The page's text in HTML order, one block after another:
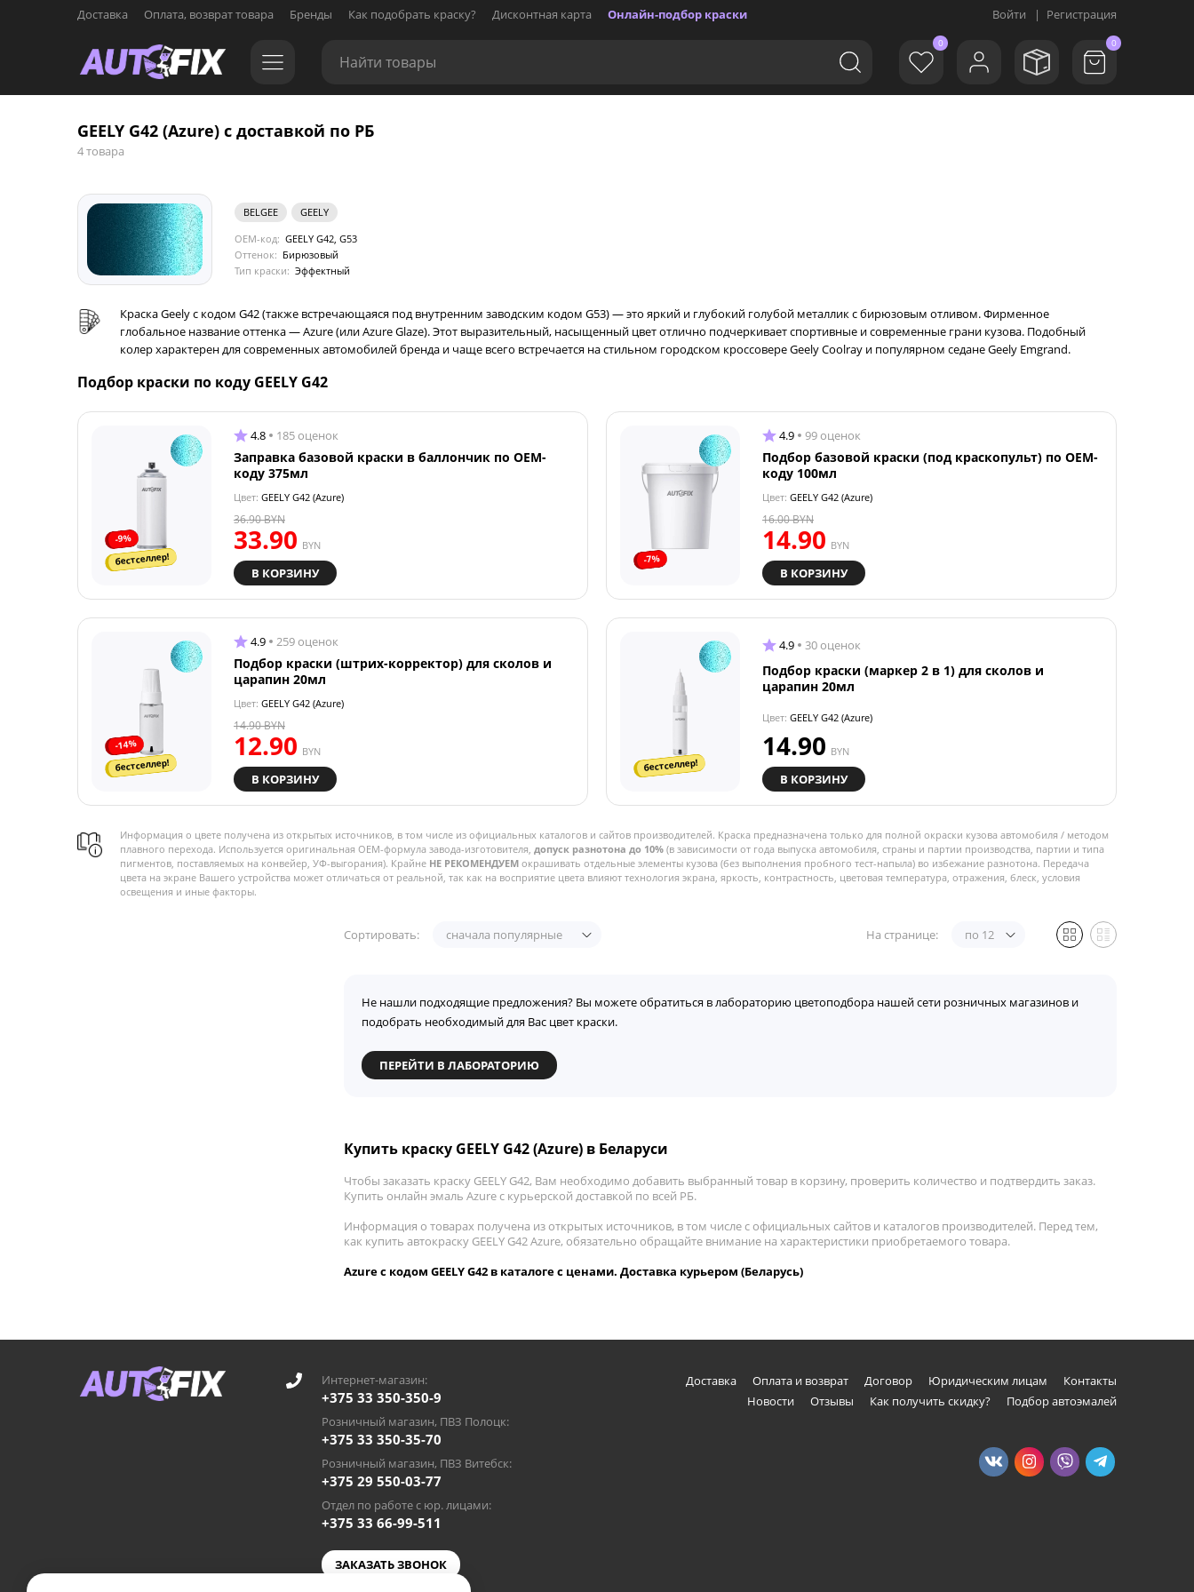
Доставка Оплата, возврат товара Бренды Как подобрать краску? Дисконтная карта Онлайн-подбор краски Войти | Регистрация
0 0
GEELY G42 (Azure) с доставкой по РБ
4 товара
BELGEE
GEELY
OEM-код: GEELY G42, G53
Оттенок: Бирюзовый
Тип краски: Эффектный
Краска Geely с кодом G42 (также встречающаяся под внутренним заводским кодом G53) — это яркий и глубокий голубой металлик с бирюзовым отливом. Фирменное
глобальное название оттенка — Azure (или Azure Glaze). Этот выразительный, насыщенный цвет отлично подчеркивает спортивные и современные грани кузова. Подобный
колер характерен для современных автомобилей бренда и чаще всего встречается на стильном городском кроссовере Geely Coolray и популярном седане Geely Emgrand.
Подбор краски по коду GEELY G42
-9%
бестселлер!
4.8 185 оценок
Заправка базовой краски в баллончик по OEM-
коду 375мл
Цвет: GEELY G42 (Azure)
33.90 BYN
36.90BYN
В КОРЗИНУ
-7%
4.9 99 оценок
Подбор базовой краски (под краскопульт) по OEM-
коду 100мл
Цвет: GEELY G42 (Azure)
14.90 BYN
16.00BYN
В КОРЗИНУ
-14%
бестселлер!
4.9 259 оценок
Подбор краски (штрих-корректор) для сколов и
царапин 20мл
Цвет: GEELY G42 (Azure)
12.90 BYN
14.90BYN
В КОРЗИНУ
бестселлер!
4.9 30 оценок
Подбор краски (маркер 2 в 1) для сколов и
царапин 20мл
Цвет: GEELY G42 (Azure)
14.90 BYN
В КОРЗИНУ
Информация о цвете получена из открытых источников, в том числе из официальных каталогов и сайтов производителей. Краска предназначена только для полной окраски кузова автомобиля / методом
плавного перехода. Используется оригинальная OEM-формула завода-изготовителя, допуск разнотона до 10% (в зависимости от года выпуска автомобиля, страны и партии производства, партии и типа
пигментов, поставляемых на конвейер, УФ-выгорания). Крайне НЕ РЕКОМЕНДУЕМ окрашивать отдельные элементы кузова (без выполнения пробного тест-напыла) во избежание разнотона. Передача
цвета на экране Вашего устройства может отличаться от реальной, так как на восприятие цвета влияют технология экрана, яркость, контрастность, цветовая температура, отражения, блеск, условия
освещения и иные факторы.
Сортировать: сначала популярные На странице: по 12
Не нашли подходящие предложения? Вы можете обратиться в лабораторию цветоподбора нашей сети розничных магазинов и
подобрать необходимый для Вас цвет краски.
ПЕРЕЙТИ В ЛАБОРАТОРИЮ
Купить краску GEELY G42 (Azure) в Беларуси
Чтобы заказать краску GEELY G42, Вам необходимо добавить выбранный товар в корзину, проверить количество и подтвердить заказ.
Купить онлайн эмаль Azure с курьерской доставкой по всей РБ.
Информация о товарах получена из открытых источников, в том числе с официальных сайтов и каталогов производителей. Перед тем,
как купить автокраску GEELY G42 Azure, обязательно обращайте внимание на характеристики приобретаемого товара.
Azure с кодом GEELY G42 в каталоге с ценами. Доставка курьером (Беларусь)
Интернет-магазин:
+375 33 350-350-9
Розничный магазин, ПВЗ Полоцк:
+375 33 350-35-70
Розничный магазин, ПВЗ Витебск:
+375 29 550-03-77
Отдел по работе с юр. лицами:
+375 33 66-99-511
ЗАКАЗАТЬ ЗВОНОК
Доставка Оплата и возврат Договор Юридическим лицам
Контакты
Новости
Отзывы Как получить скидку? Подбор автоэмалей